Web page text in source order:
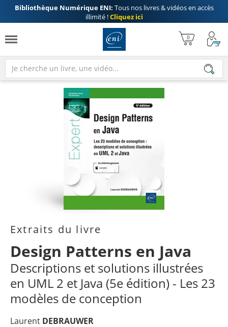
Bibliothèque Numérique ENI: Tous nos livres & vidéos en accès
illimité !Cliquez ici
Extraits du livre
Design Patterns en Java
Descriptions et solutions illustrées
en UML 2 et Java (5e édition) - Les 23
modèles de conception
Laurent DEBRAUWER